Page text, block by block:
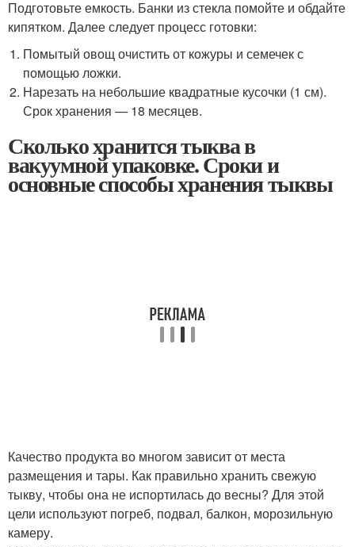
Подготовьте емкость. Банки из стекла помойте и обдайте
кипятком. Далее следует процесс готовки:
Помытый овощ очистить от кожуры и семечек с
помощью ложки.
Нарезать на небольшие квадратные кусочки (1 см).
Срок хранения — 18 месяцев.
Сколько хранится тыква в
вакуумной упаковке. Сроки и
основные способы хранения тыквы
Качество продукта во многом зависит от места
размещения и тары. Как правильно хранить свежую
тыкву, чтобы она не испортилась до весны? Для этой
цели используют погреб, подвал, балкон, морозильную
камеру.